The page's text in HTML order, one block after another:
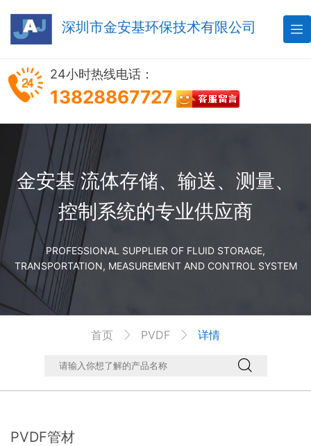
深圳市金安基环保技术有限公司 
24小时热线电话：
13828867727
金安基 流体存储、输送、测量、
控制系统的专业供应商
PROFESSIONAL SUPPLIER OF FLUID STORAGE,
TRANSPORTATION, MEASUREMENT AND CONTROL SYSTEM
首页  PVDF  详情

PVDF管材